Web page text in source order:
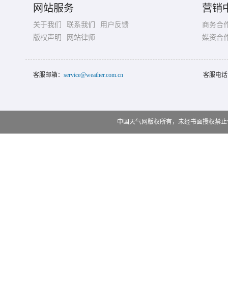
网站服务
关于我们 联系我们
用户反馈
版权声明
网站律师
营销
商务合
媒资合
客服邮箱： service@weather.com.cn 客服电
中国天气网版权所有，未经书面授权